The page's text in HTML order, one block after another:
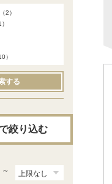
（2）
）
）
）
ター （20）
）
）
する
絞り込む
～